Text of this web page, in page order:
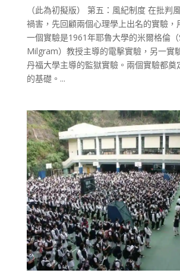
（此為初擬版） 第五：風紀制度 在批判
禍害，先回顧兩個心理學上出名的實驗，
一個實驗是1961年耶魯大學的米爾格倫
Milgram）教授主導的電擊實驗，另一實
丹福大學主導的監獄實驗。兩個實驗都奠
的基礎。...